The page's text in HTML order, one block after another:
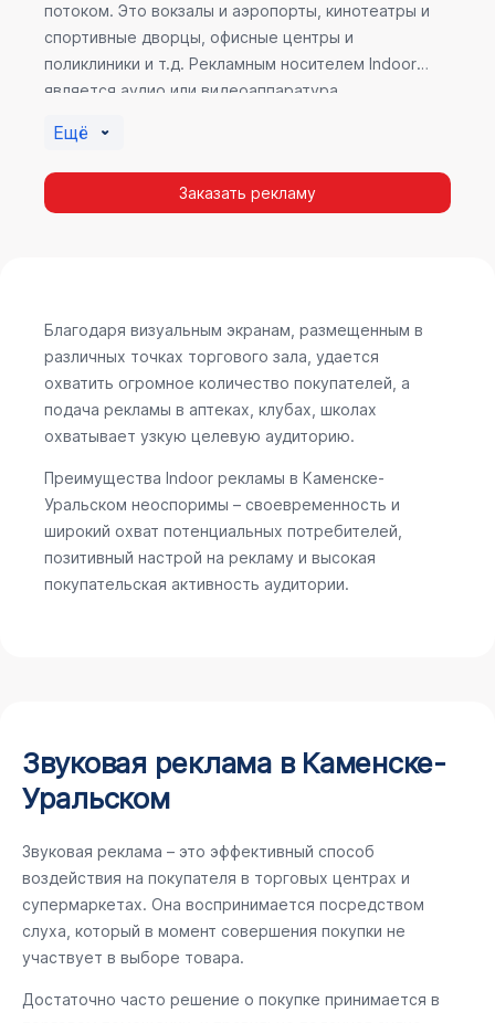
потоком. Это вокзалы и аэропорты, кинотеатры и
спортивные дворцы, офисные центры и
поликлиники и т.д. Рекламным носителем Indoor
является аудио или видеоаппаратура,
эффективность приносит такой вид рекламы в
местах продаж, поскольку воздействие на
покупателя в момент выбора товара наиболее
Indoor рекламы.
Ещё
Заказать рекламу
Благодаря визуальным экранам, размещенным в
различных точках торгового зала, удается
охватить огромное количество покупателей, а
подача рекламы в аптеках, клубах, школах
охватывает узкую целевую аудиторию.
Преимущества Indoor рекламы в Каменске-
Уральском неоспоримы – своевременность и
широкий охват потенциальных потребителей,
позитивный настрой на рекламу и высокая
покупательская активность аудитории.
Звуковая реклама в Каменске-
Уральском
Звуковая реклама – это эффективный способ
воздействия на покупателя в торговых центрах и
супермаркетах. Она воспринимается посредством
слуха, который в момент совершения покупки не
участвует в выборе товара.
Достаточно часто решение о покупке принимается в